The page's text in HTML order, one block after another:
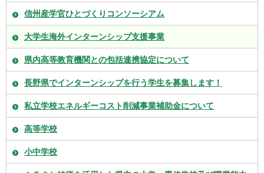
信州産学官ひとづくりコンソーシアム
大学生海外インターンシップ支援事業
県内高等教育機関との包括連携協定について
長野県でインターンシップを行う学生を募集します！
私立学校エネルギーコスト削減事業補助金について
高等学校
小中学校